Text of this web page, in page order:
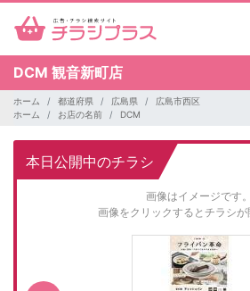
DCM 観音新町店
ホーム 都道府県 広島県
広島市西区
ホーム
お店の名前 DCM
本日公開中のチラシ
画像はイメージです。
画像をクリックするとチラシが